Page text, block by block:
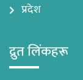
प्रदेश
द्रुत लिंकहरू